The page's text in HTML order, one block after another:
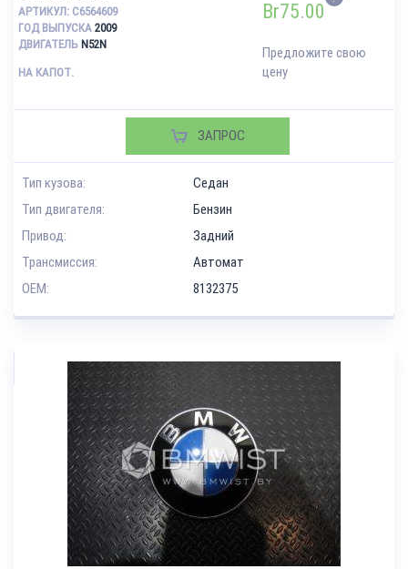
АРТИКУЛ: C6564609
ГОД ВЫПУСКА 2009
ДВИГАТЕЛЬ N52N
НА КАПОТ.
Br75.00
Предложите свою
цену
ЗАПРОС
Тип кузова:
Седан
Тип двигателя:
Бензин
Привод:
Задний
Трансмиссия:
Автомат
OEM:
8132375